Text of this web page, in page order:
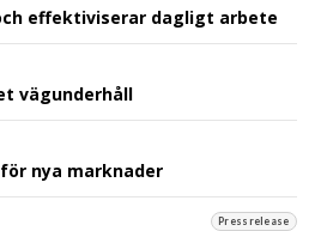
effektiviserar dagligt arbete
vägunderhåll
nya marknader
Pressrelease